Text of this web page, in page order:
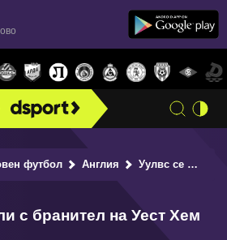
футбол Англия Уулвс се подсили с бранител на Уест Хем
с бранител на Уест Хем